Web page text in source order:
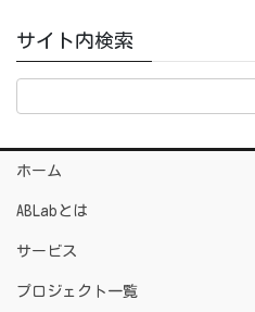
サイト内検索
ホーム
ABLabとは
サービス
プロジェクト一覧